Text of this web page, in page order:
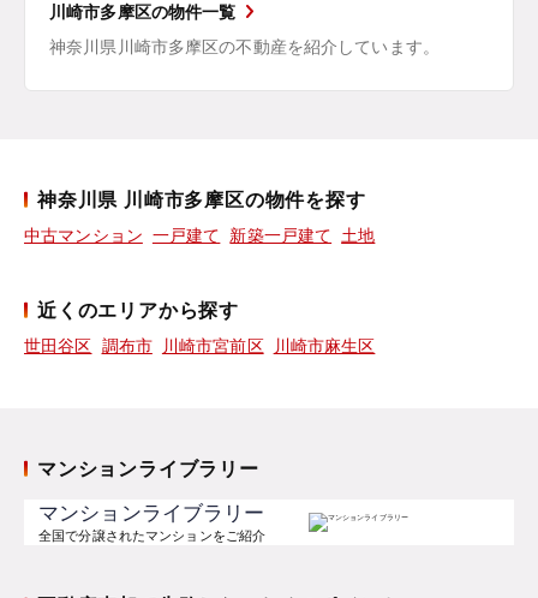
川崎市多摩区の物件一覧
神奈川県川崎市多摩区の不動産を紹介しています。
神奈川県 川崎市多摩区の物件を探す
中古マンション 一戸建て 新築一戸建て 土地
近くのエリアから探す
世田谷区 調布市 川崎市宮前区 川崎市麻生区
マンションライブラリー
マンションライブラリー
全国で分譲されたマンションをご紹介